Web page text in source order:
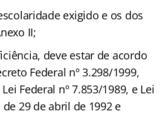
exigido e os dos
II;
deve estar de acordo
Federal nº 3.298/1999,
Federal nº 7.853/1989, e Lei
29 de abril de 1992 e